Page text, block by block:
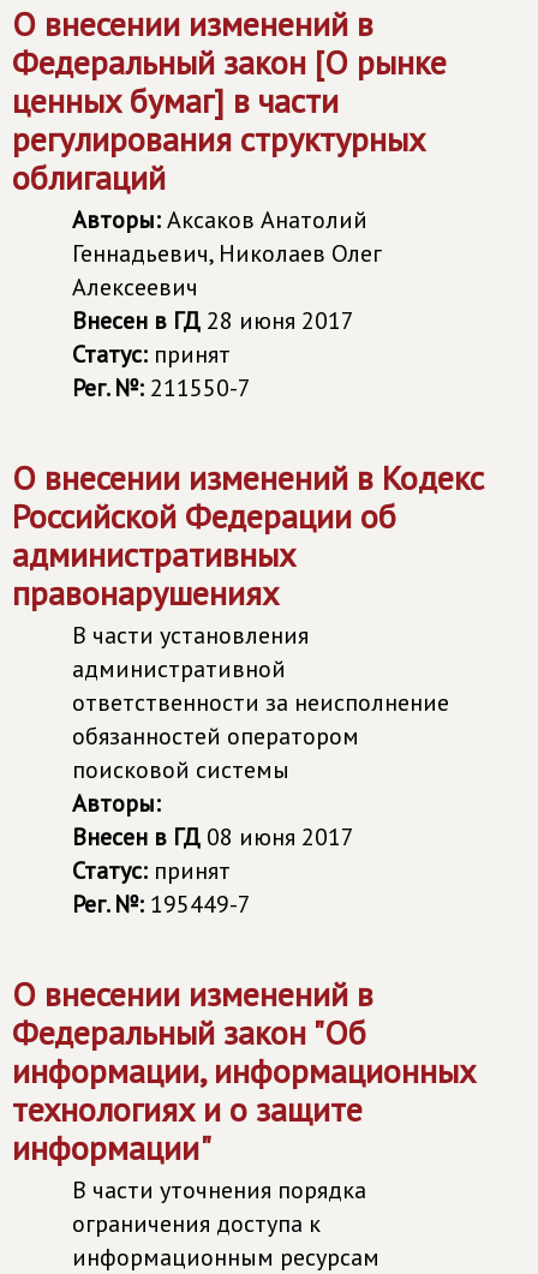
О внесении изменений в
Федеральный закон [О рынке
ценных бумаг] в части
регулирования структурных
облигаций
Авторы:Аксаков Анатолий
Геннадьевич, Николаев Олег
Алексеевич
Внесен в ГД 28 июня 2017
Статус: принят
Рег. №: 211550-7
О внесении изменений в Кодекс
Российской Федерации об
административных
правонарушениях
В части установления
административной
ответственности за неисполнение
обязанностей оператором
поисковой системы
Авторы:
Внесен в ГД 08 июня 2017
Статус: принят
Рег. №: 195449-7
О внесении изменений в
Федеральный закон "Об
информации, информационных
технологиях и о защите
информации"
В части уточнения порядка
ограничения доступа к
информационным ресурсам